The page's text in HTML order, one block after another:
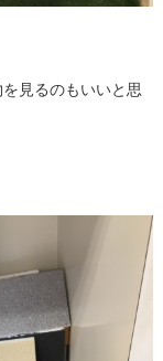
見るのもいいと思